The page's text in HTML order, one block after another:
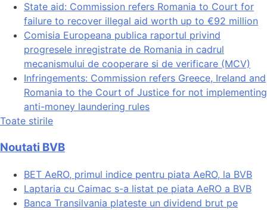
State aid: Commission refers Romania to Court for
failure to recover illegal aid worth up to €92 million
Comisia Europeana publica raportul privind
progresele inregistrate de Romania in cadrul
mecanismului de cooperare si de verificare (MCV)
Infringements: Commission refers Greece, Ireland and
Romania to the Court of Justice for not implementing
anti-money laundering rules
Toate stirile
Noutati BVB
BET AeRO, primul indice pentru piata AeRO, la BVB
Laptaria cu Caimac s-a listat pe piata AeRO a BVB
Banca Transilvania plateste un dividend brut pe